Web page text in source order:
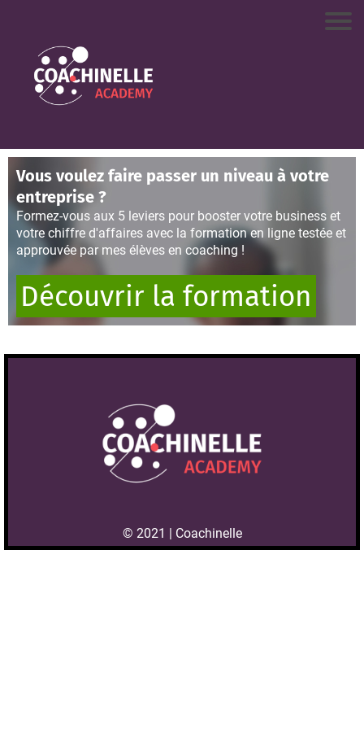
Vous voulez faire passer un niveau à votre
entreprise ?
Formez-vous aux 5 leviers pour booster votre business et
votre chiffre d'affaires avec la formation en ligne testée et
approuvée par mes élèves en coaching !
Découvrir la formation
© 2021 | Coachinelle